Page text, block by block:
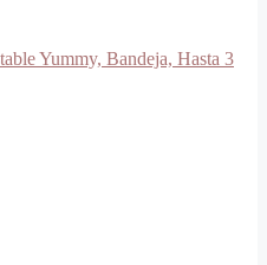
Yummy, Bandeja, Hasta 3